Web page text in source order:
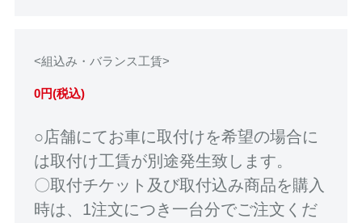
<組込み・バランス工賃>
0円(税込)
○店舗にてお車に取付けを希望の場合に
は取付け工賃が別途発生致します。
〇取付チケット及び取付込み商品を購入
時は、1注文につき一台分でご注文くだ